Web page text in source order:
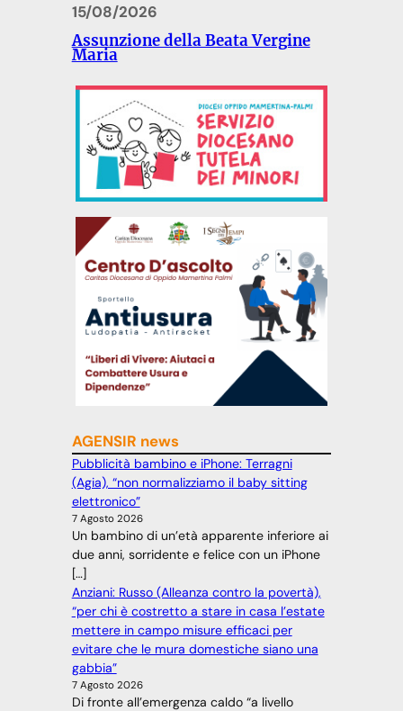
15/08/2026
Assunzione della Beata Vergine
Maria
AGENSIR news
Pubblicità bambino e iPhone: Terragni
(Agia), “non normalizziamo il baby sitting
elettronico”
7 Agosto 2026
Un bambino di un’età apparente inferiore ai
due anni, sorridente e felice con un iPhone
[…]
Anziani: Russo (Alleanza contro la povertà),
“per chi è costretto a stare in casa l’estate
mettere in campo misure efficaci per
evitare che le mura domestiche siano una
gabbia”
7 Agosto 2026
Di fronte all’emergenza caldo “a livello